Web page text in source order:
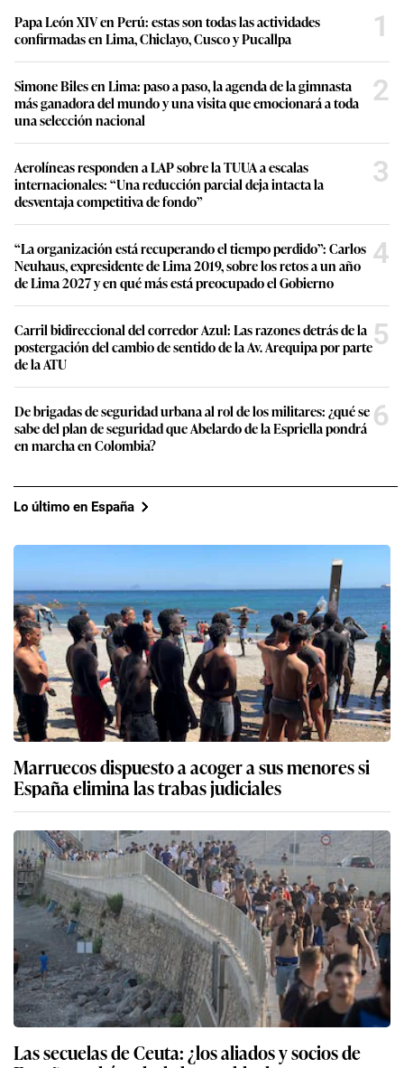
Papa León XIV en Perú: estas son todas las actividades
confirmadas en Lima, Chiclayo, Cusco y Pucallpa
1
Simone Biles en Lima: paso a paso, la agenda de la gimnasta
más ganadora del mundo y una visita que emocionará a toda
una selección nacional
2
Aerolíneas responden a LAP sobre la TUUA a escalas
internacionales: “Una reducción parcial deja intacta la
desventaja competitiva de fondo”
3
“La organización está recuperando el tiempo perdido”: Carlos
Neuhaus, expresidente de Lima 2019, sobre los retos a un año
de Lima 2027 y en qué más está preocupado el Gobierno
4
Carril bidireccional del corredor Azul: Las razones detrás de la
postergación del cambio de sentido de la Av. Arequipa por parte
de la ATU
5
De brigadas de seguridad urbana al rol de los militares: ¿qué se
sabe del plan de seguridad que Abelardo de la Espriella pondrá
en marcha en Colombia?
6
Lo último en España
Marruecos dispuesto a acoger a sus menores si
España elimina las trabas judiciales
Las secuelas de Ceuta: ¿los aliados y socios de